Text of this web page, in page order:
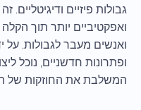
גבולות פיזיים ודיגיטליים.
ואפקטיביים יותר תוך
ואנשים מעבר לגבולות. על
ופתרונות חדשניים, נוכל
המשלבת את החוזקות של